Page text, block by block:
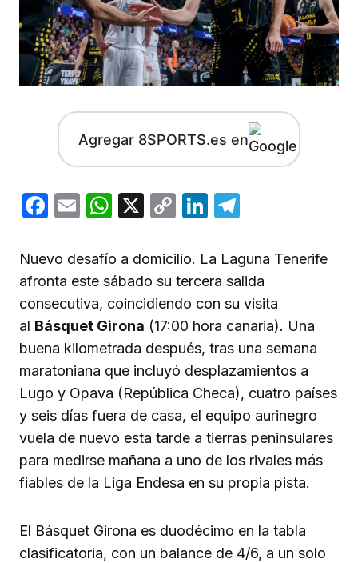
Agregar 8SPORTS.es en
Facebook
EmailWhatsApp
X
CopyLinkedIn
Nuevo desafío a domicilio. La Laguna Tenerife
afronta este sábado su tercera salida
consecutiva, coincidiendo con su visita
al Básquet Girona (17:00 hora canaria). Una
buena kilometrada después, tras una semana
maratoniana que incluyó desplazamientos a
Lugo y Opava (República Checa), cuatro países
y seis días fuera de casa, el equipo aurinegro
vuela de nuevo esta tarde a tierras peninsulares
para medirse mañana a uno de los rivales más
fiables de la Liga Endesa en su propia pista.
El Básquet Girona es duodécimo en la tabla
clasificatoria, con un balance de 4/6, a un solo